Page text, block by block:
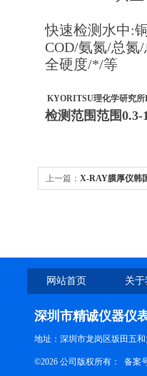
快速检测水中:
COD/氨氮/总氮/
全硬度/*/等
KYORITSU理化学研究
检测范围范围0.3-
上一篇： X-RAY膜厚仪韩
网站首页 关
深圳市精诚仪器仪
地址：深圳市龙岗区坂田五
©2026 公司版权所有： 备案